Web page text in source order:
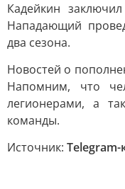
Кадейкин
Нападающий
два сезона.
Новостей о
Напомним, что
легионерами, а
команды.
Источник: